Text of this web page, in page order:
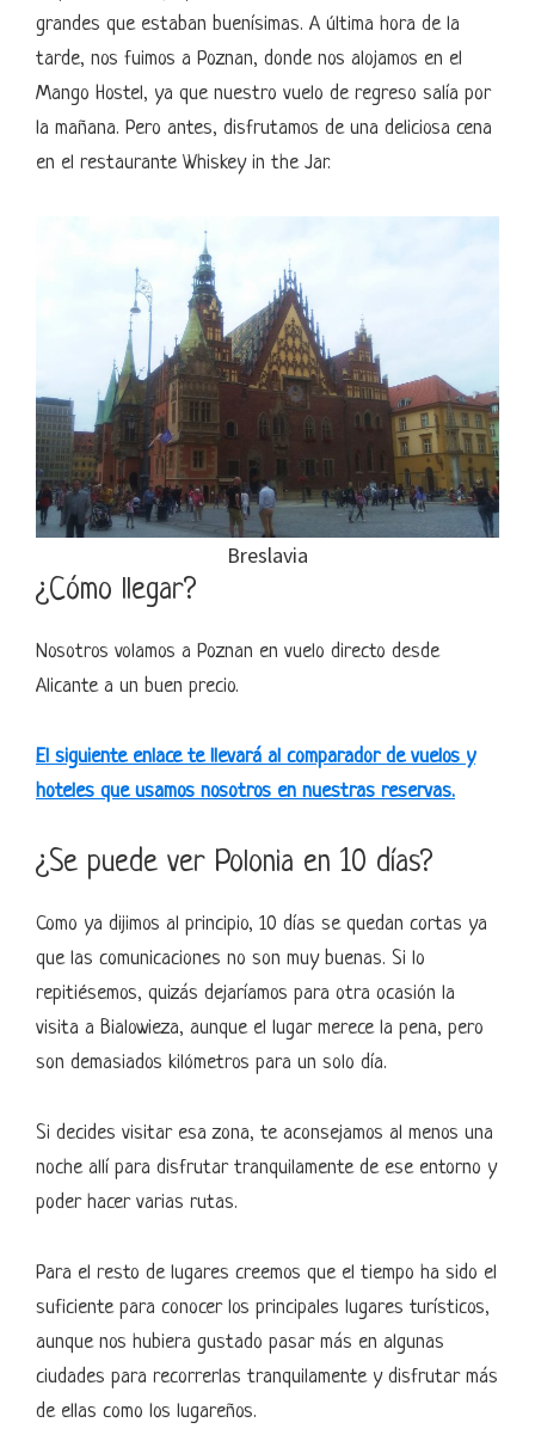
grandes que estaban buenísimas. A última hora de la
tarde, nos fuimos a Poznan, donde nos alojamos en el
Mango Hostel, ya que nuestro vuelo de regreso salía por
la mañana. Pero antes, disfrutamos de una deliciosa cena
en el restaurante Whiskey in the Jar.
Breslavia
¿Cómo llegar?
Nosotros volamos a Poznan en vuelo directo desde
Alicante a un buen precio.
El siguiente enlace te llevará al comparador de vuelos y
hoteles que usamos nosotros en nuestras reservas.
¿Se puede ver Polonia en 10 días?
Como ya dijimos al principio, 10 días se quedan cortas ya
que las comunicaciones no son muy buenas. Si lo
repitiésemos, quizás dejaríamos para otra ocasión la
visita a Bialowieza, aunque el lugar merece la pena, pero
son demasiados kilómetros para un solo día.
Si decides visitar esa zona, te aconsejamos al menos una
noche allí para disfrutar tranquilamente de ese entorno y
poder hacer varias rutas.
Para el resto de lugares creemos que el tiempo ha sido el
suficiente para conocer los principales lugares turísticos,
aunque nos hubiera gustado pasar más en algunas
ciudades para recorrerlas tranquilamente y disfrutar más
de ellas como los lugareños.